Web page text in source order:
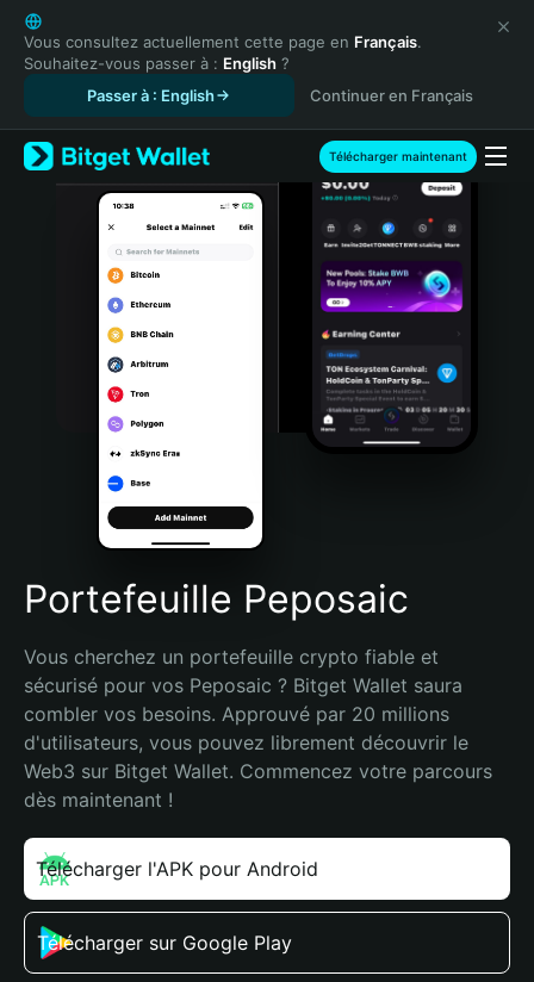
English
日本語
Tiếng Việt
Español (Latinoamérica)
Türkçe
Italiano
Português (Portugal)
Bahasa Indonesia
Português (Brasil)
Español (Argentina)
Vous consultez actuellement cette page en Français.
Souhaitez-vous passer à : English ?
Passer à : English
Continuer en Français
Télécharger maintenant
Portefeuille Peposaic
Vous cherchez un portefeuille crypto fiable et
sécurisé pour vos Peposaic ? Bitget Wallet saura
combler vos besoins. Approuvé par 20 millions
d'utilisateurs, vous pouvez librement découvrir le
Web3 sur Bitget Wallet. Commencez votre parcours
dès maintenant !
Télécharger l'APK pour Android
Télécharger sur Google Play